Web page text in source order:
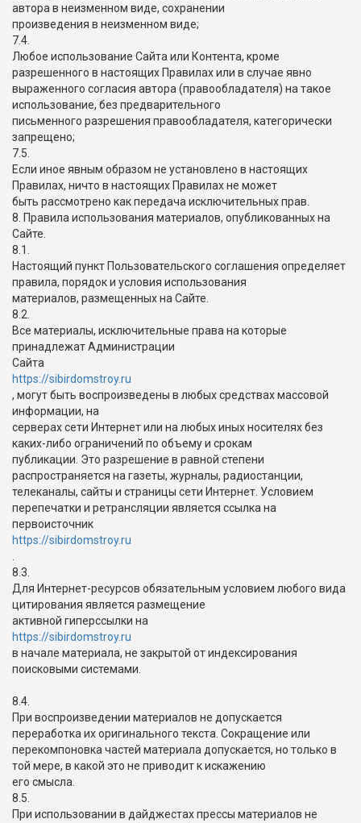
автора в неизменном виде, сохранении
произведения в неизменном виде;
7.4.
Любое использование Сайта или Контента, кроме
разрешенного в настоящих Правилах или в случае явно
выраженного согласия автора (правообладателя) на такое
использование, без предварительного
письменного разрешения правообладателя, категорически
запрещено;
7.5.
Если иное явным образом не установлено в настоящих
Правилах, ничто в настоящих Правилах не может
быть рассмотрено как передача исключительных прав.
8. Правила использования материалов, опубликованных на
Сайте.
8.1.
Настоящий пункт Пользовательского соглашения определяет
правила, порядок и условия использования
материалов, размещенных на Сайте.
8.2.
Все материалы, исключительные права на которые
принадлежат Администрации
Сайта
https://sibirdomstroy.ru
, могут быть воспроизведены в любых средствах массовой
информации, на
серверах сети Интернет или на любых иных носителях без
каких-либо ограничений по объему и срокам
публикации. Это разрешение в равной степени
распространяется на газеты, журналы, радиостанции,
телеканалы, сайты и страницы сети Интернет. Условием
перепечатки и ретрансляции является ссылка на
первоисточник
https://sibirdomstroy.ru
.
8.3.
Для Интернет-ресурсов обязательным условием любого вида
цитирования является размещение
активной гиперссылки на
https://sibirdomstroy.ru
в начале материала, не закрытой от индексирования
поисковыми системами.
8.4.
При воспроизведении материалов не допускается
переработка их оригинального текста. Сокращение или
перекомпоновка частей материала допускается, но только в
той мере, в какой это не приводит к искажению
его смысла.
8.5.
При использовании в дайджестах прессы материалов не